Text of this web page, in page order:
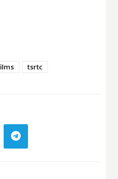
tsrtc